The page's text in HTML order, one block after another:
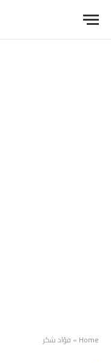
Home
» فؤاد شكر